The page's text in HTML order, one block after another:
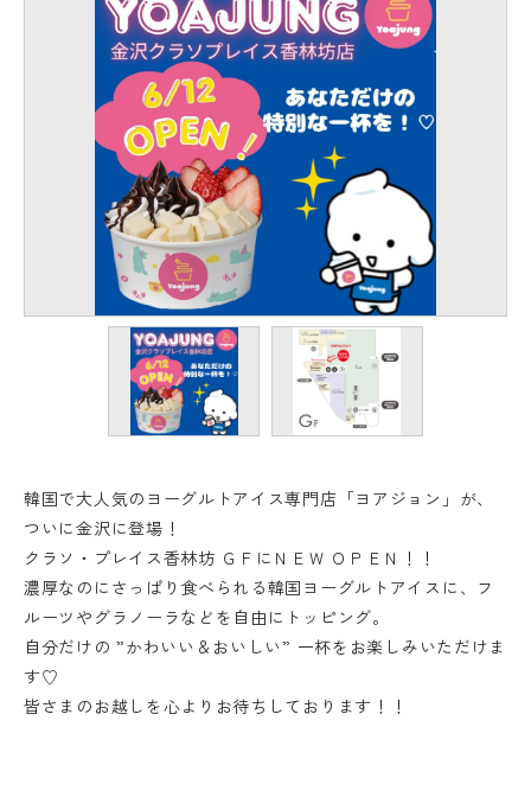
韓国で大人気のヨーグルトアイス専門店「ヨアジョン」が、
ついに金沢に登場！
クラソ・プレイス香林坊 ＧＦにＮＥＷ ＯＰＥＮ！！
濃厚なのにさっぱり食べられる韓国ヨーグルトアイスに、フ
ルーツやグラノーラなどを自由にトッピング。
自分だけの ”かわいい＆おいしい” 一杯をお楽しみいただけま
す♡
皆さまのお越しを心よりお待ちしております！！